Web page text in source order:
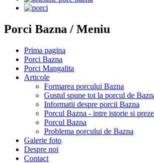
Porci Bazna / Meniu
Prima pagina
Porci Bazna
Porci Mangalita
Articole
Formarea porcului Bazna
Gustul spune tot la porcul de
Informatii despre porcii Bazna
Porcul Bazna - intre istorie si
Porcul Bazna
Problema porcului de Bazna
Galerie foto
Despre noi
Contact